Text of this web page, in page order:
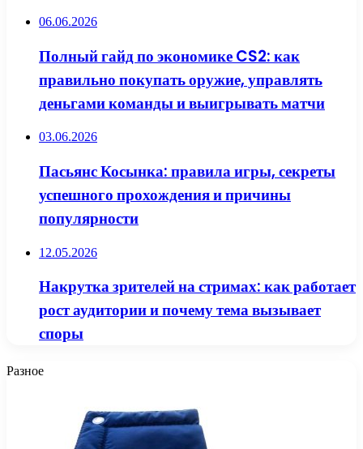
06.06.2026
Полный гайд по экономике CS2: как
правильно покупать оружие, управлять
деньгами команды и выигрывать матчи
03.06.2026
Пасьянс Косынка: правила игры, секреты
успешного прохождения и причины
популярности
12.05.2026
Накрутка зрителей на стримах: как работает
рост аудитории и почему тема вызывает
споры
Разное